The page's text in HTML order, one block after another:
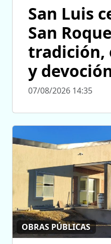
San Luis
San
tradición,
y
07/08/2026 14:35
OBRAS PÚBLICAS